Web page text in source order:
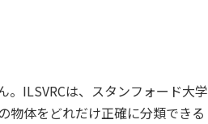
ILSVRCは、スタンフォード大学
物体をどれだけ正確に分類できる